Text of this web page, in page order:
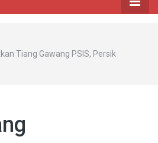
Tiang Gawang PSIS, Persik